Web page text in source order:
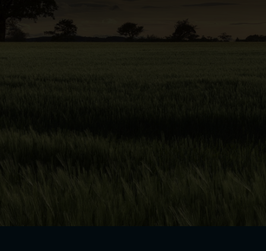
Válido para conocer el valor de
mercado